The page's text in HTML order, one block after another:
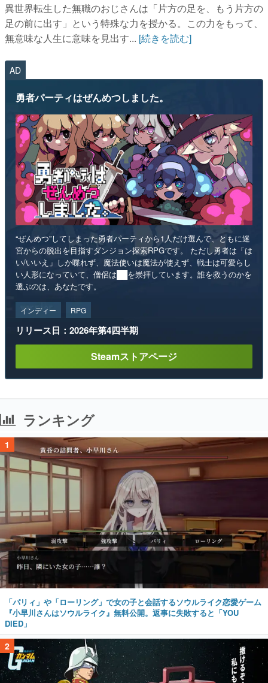
運営：株式会社マレ
異世界転生した無職のおじさんは「片方の足を、もう片方の
足の前に出す」という特殊な力を授かる。この力をもって、
無意味な人生に意味を見出す... [続きを読む]
AD
勇者パーティはぜんめつしました。
“ぜんめつ”してしまった勇者パーティから1人だけ選んで、ともに迷
宮からの脱出を目指すダンジョン探索RPGです。 ただし勇者は「は
い/いいえ」しか喋れず、魔法使いは魔法が使えず、戦士は可愛らし
い人形になっていて、僧侶は██を崇拝しています。誰を救うのかを
選ぶのは、あなたです。
インディー RPG
リリース日：2026年第4四半期
Steamストアページ
ランキング
1
「パリィ」や「ローリング」で女の子と会話するソウルライク恋愛ゲーム
『小早川さんはソウルライク』無料公開。返事に失敗すると「YOU
DIED」
2